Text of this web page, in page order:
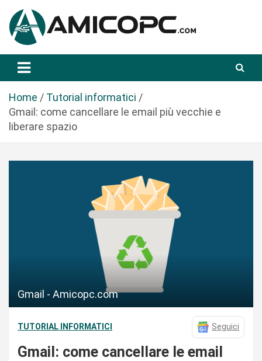
a
Amicopc.com
Home
Tutorial informatici
Gmail: come cancellare le email più vecchie e
liberare spazio
Gmail - Amicopc.com
TUTORIAL INFORMATICI Seguici
Gmail: come cancellare le email